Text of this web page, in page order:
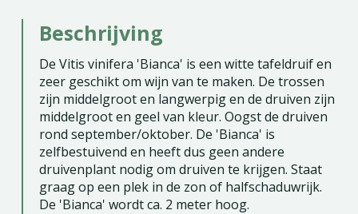
Beschrijving
De Vitis vinifera 'Bianca' is een witte tafeldruif en
zeer geschikt om wijn van te maken. De trossen
zijn middelgroot en langwerpig en de druiven zijn
middelgroot en geel van kleur. Oogst de druiven
rond september/oktober. De 'Bianca' is
zelfbestuivend en heeft dus geen andere
druivenplant nodig om druiven te krijgen. Staat
graag op een plek in de zon of halfschaduwrijk.
De 'Bianca' wordt ca. 2 meter hoog.